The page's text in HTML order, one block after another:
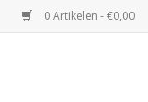
0 Artikelen - €0,00